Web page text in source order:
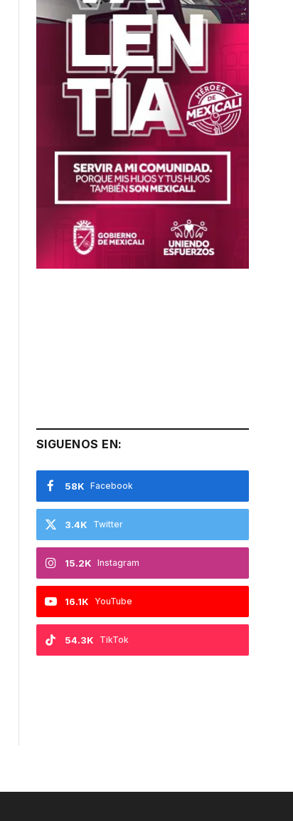
SIGUENOS EN:
Facebook
58K
Twitter
3.4K
Instagram
15.2K
YouTube
16.1K
TikTok
54.3K